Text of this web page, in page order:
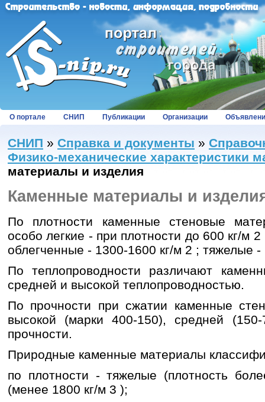
О портале СНИП Публикации Организации
СНИП » Справка и документы »
Физико-механические характеристики
материалы и изделия
Каменные материалы и
По плотности каменные стеновые
особо лег­кие - при плотности до 600 кг/м
облегченные - 1300-1600 кг/м 2 ; тяжелые -
По теплопроводности различают
сред­ней и высокой теплопроводностью.
По прочности при сжатии каменные
высокой (марки 400-150), средней
прочно­сти.
Природные каменные материалы
по плотности - тяжелые (плотность
(менее 1800 кг/м 3 );